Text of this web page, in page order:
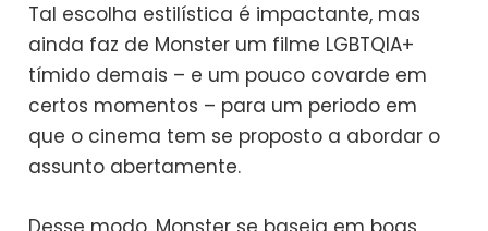
Tal escolha estilística é impactante, mas
ainda faz de Monster um filme LGBTQIA+
tímido demais – e um pouco covarde em
certos momentos – para um periodo em
que o cinema tem se proposto a abordar o
assunto abertamente.